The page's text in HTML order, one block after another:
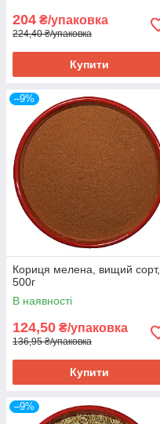
204 ₴/упаковка
224,40 ₴/упаковка
Купити
–9%
Кориця мелена, вищий сорт,
500г
В наявності
124,50 ₴/упаковка
136,95 ₴/упаковка
Купити
–9%